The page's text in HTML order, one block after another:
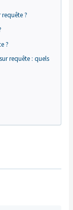
?
?
requête : quels